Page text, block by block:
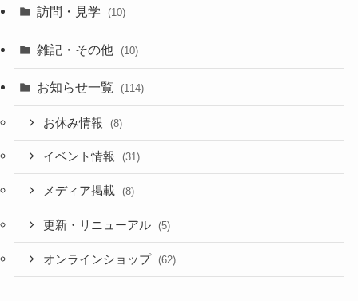
訪問・見学 (10)
雑記・その他 (10)
お知らせ一覧 (114)
お休み情報 (8)
イベント情報 (31)
メディア掲載 (8)
更新・リニューアル (5)
オンラインショップ (62)